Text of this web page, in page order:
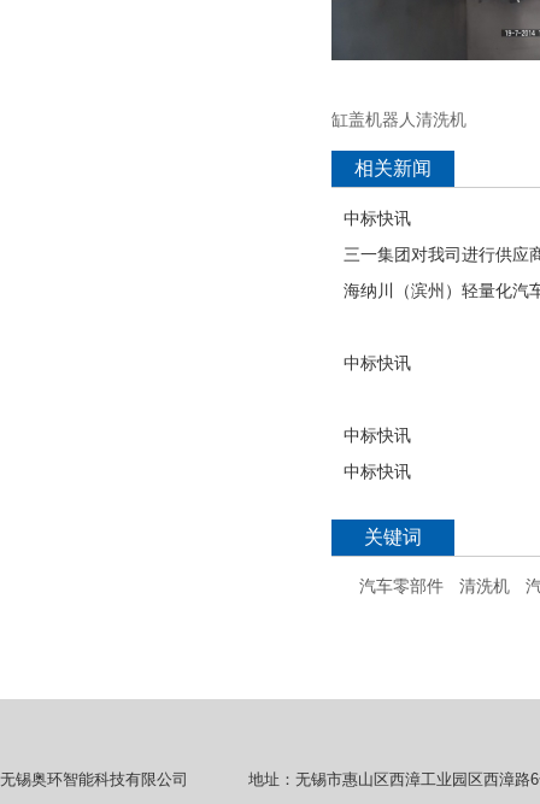
缸盖机器人清洗机
相关新闻
中标快讯
三一集团对我司进行供应
海纳川（滨州）轻量化汽
中标快讯
中标快讯
中标快讯
关键词
汽车零部件 清洗机
无锡奥环智能科技有限公司
地址：无锡市惠山区西漳工业园区西漳路